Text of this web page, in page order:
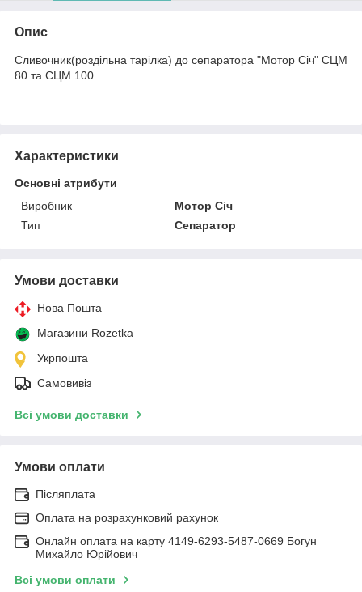
Опис
Сливочник(роздільна тарілка) до сепаратора "Мотор Січ" СЦМ
80 та СЦМ 100
Характеристики
Основні атрибути
Виробник
Мотор Січ
Тип
Сепаратор
Умови доставки
Нова Пошта
Магазини Rozetka
Укрпошта
Самовивіз
Всі умови доставки
Умови оплати
Післяплата
Оплата на розрахунковий рахунок
Онлайн оплата на карту 4149-6293-5487-0669 Богун
Михайло Юрійович
Всі умови оплати